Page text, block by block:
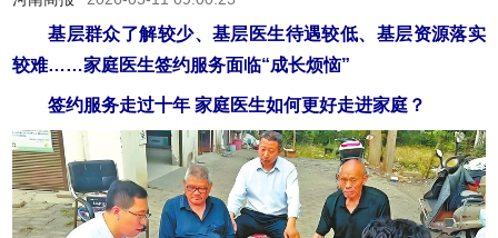
基层群众了解较少、基层医生待遇较低、基层资源落实
较难……家庭医生签约服务面临“成长烦恼”
签约服务走过十年 家庭医生如何更好走进家庭？